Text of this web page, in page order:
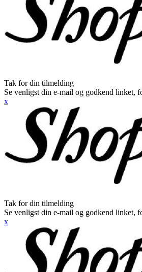
Tak for din tilmelding
Se venligst din e-mail og godkend linket,
x
Tak for din tilmelding
Se venligst din e-mail og godkend linket,
x